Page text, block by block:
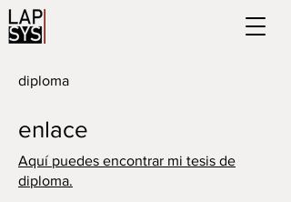
diploma
enlace
Aquí puedes encontrar mi tesis de
diploma.